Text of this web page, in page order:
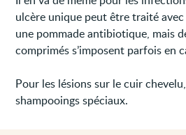
ulcère unique peut être traité
une pommade antibiotique, mais
comprimés s’imposent parfois en
Pour les lésions sur le cuir
shampooings spéciaux.